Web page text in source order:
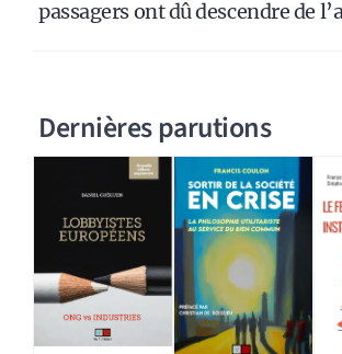
passagers ont dû descendre de
Dernières parutions